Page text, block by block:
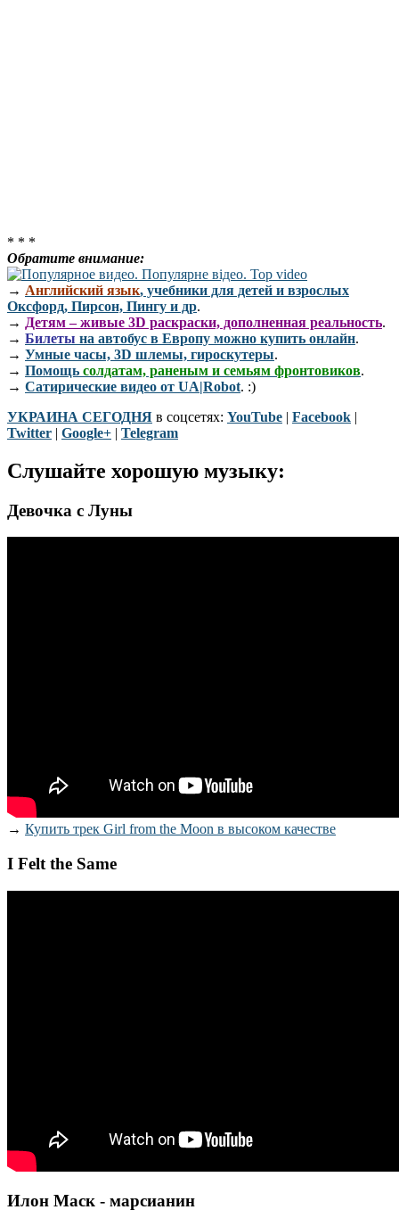
* * *
Обратите внимание:
→ Английский язык, учебники для детей и взрослых
Оксфорд, Пирсон, Пингу и др.
→ Детям – живые 3D раскраски, дополненная реальность.
→ Билеты на автобус в Европу можно купить онлайн.
→ Умные часы, 3D шлемы, гироскутеры.
→ Помощь солдатам, раненым и семьям фронтовиков.
→ Сатирические видео от UA|Robot. :)
УКРАИНА СЕГОДНЯ в соцсетях: YouTube | Facebook |
Twitter | Google+ | Telegram
Слушайте хорошую музыку:
Девочка с Луны
→ Купить трек Girl from the Moon в высоком качестве
I Felt the Same
Илон Маск - марсианин